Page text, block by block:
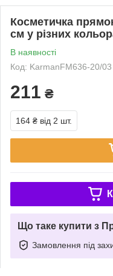
Косметичка
см у різних
В наявності
Код: KarmanFM636-20/03
211 ₴
164 ₴ від 2 шт.
Що таке купити з
Замовлення під